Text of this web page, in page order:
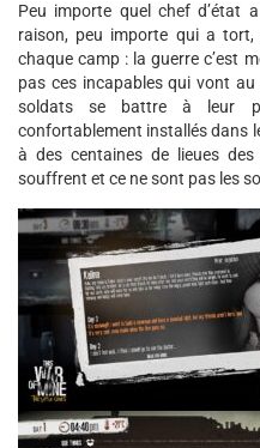
Peu importe quel chef d’état
raison, peu importe qui a
chaque camp : la guerre c’est
pas ces incapables qui vont
soldats se battre à leur
confortablement installés dans
à des centaines de lieues
souffrent et ce ne sont pas les